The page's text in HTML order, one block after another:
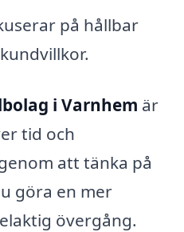
på hållbar
i Varnhem är
tid och
att tänka på
göra en mer
övergång.